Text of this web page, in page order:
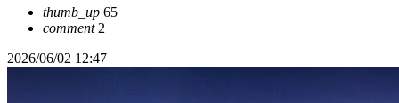
thumb_up 65
comment2
2026/06/02 12:47